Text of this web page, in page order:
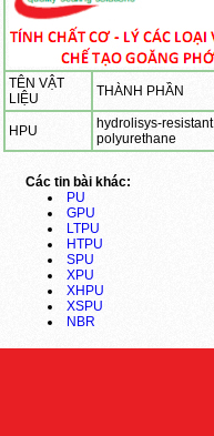
TÊN VẬT
LIỆU
THÀNH PHẦN
HPU
hydrolisys-resistant
polyurethane
Các tin bài khác:
PU
GPU
LTPU
HTPU
SPU
XPU
XHPU
XSPU
NBR